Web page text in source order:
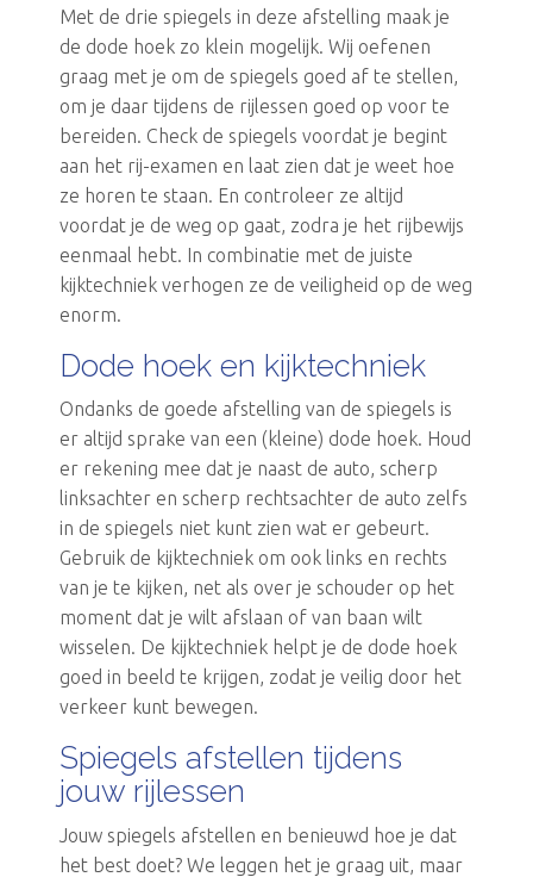
Met de drie spiegels in deze afstelling maak je
de dode hoek zo klein mogelijk. Wij oefenen
graag met je om de spiegels goed af te stellen,
om je daar tijdens de rijlessen goed op voor te
bereiden. Check de spiegels voordat je begint
aan het rij-examen en laat zien dat je weet hoe
ze horen te staan. En controleer ze altijd
voordat je de weg op gaat, zodra je het rijbewijs
eenmaal hebt. In combinatie met de juiste
kijktechniek verhogen ze de veiligheid op de weg
enorm.
Dode hoek en kijktechniek
Ondanks de goede afstelling van de spiegels is
er altijd sprake van een (kleine) dode hoek. Houd
er rekening mee dat je naast de auto, scherp
linksachter en scherp rechtsachter de auto zelfs
in de spiegels niet kunt zien wat er gebeurt.
Gebruik de kijktechniek om ook links en rechts
van je te kijken, net als over je schouder op het
moment dat je wilt afslaan of van baan wilt
wisselen. De kijktechniek helpt je de dode hoek
goed in beeld te krijgen, zodat je veilig door het
verkeer kunt bewegen.
Spiegels afstellen tijdens
jouw rijlessen
Jouw spiegels afstellen en benieuwd hoe je dat
het best doet? We leggen het je graag uit, maar